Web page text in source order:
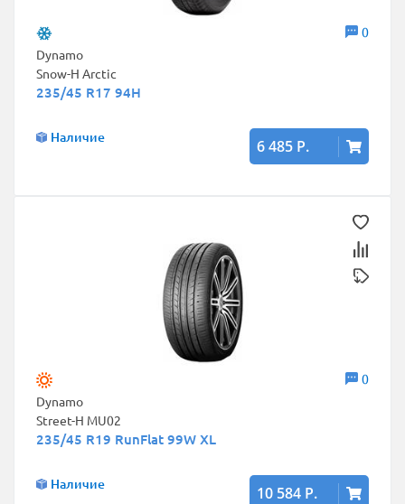
0
Dynamo
Snow-H Arctic
235/45 R17 94H
Наличие 6 485 Р.
0
Dynamo
Street-H MU02
235/45 R19 RunFlat 99W XL
Наличие 10 584 Р.